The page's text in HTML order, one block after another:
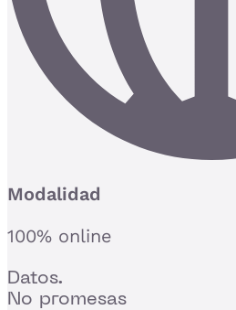
Modalidad
100% online
Datos.
No promesas